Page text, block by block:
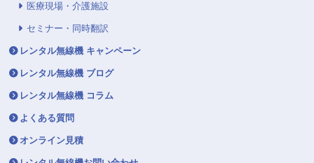
医療現場・介護施設
セミナー・同時翻訳
レンタル無線機 キャンペーン
レンタル無線機 ブログ
レンタル無線機 コラム
よくある質問
オンライン見積